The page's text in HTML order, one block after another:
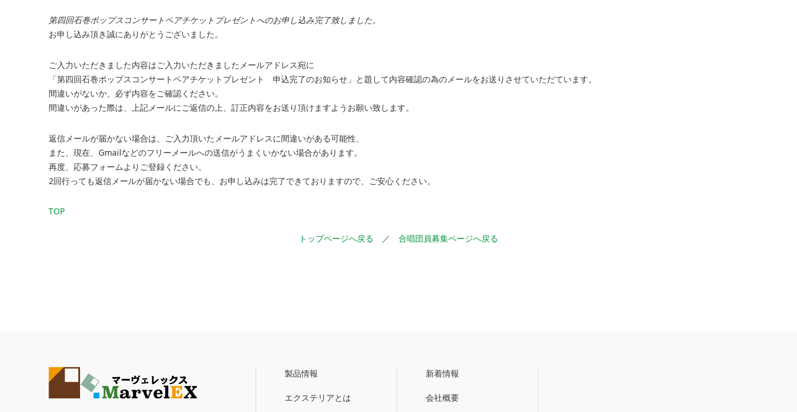
第四回石巻ポップスコンサートペアチケットプレゼントへのお申し込み完了致しました。
お申し込み頂き誠にありがとうございました。
ご入力いただきました内容はご入力いただきましたメールアドレス宛に
「第四回石巻ポップスコンサートペアチケットプレゼント 申込完了のお知らせ」と題して内容確認の為のメールをお送りさせていただています。
間違いがないか、必ず内容をご確認ください。
間違いがあった際は、上記メールにご返信の上、訂正内容をお送り頂けますようお願い致します。
返信メールが届かない場合は、ご入力頂いたメールアドレスに間違いがある可能性、
また、現在、Gmailなどのフリーメールへの送信がうまくいかない場合があります。
再度、応募フォームよりご登録ください。
2回行っても返信メールが届かない場合でも、お申し込みは完了できておりますので、ご安心ください。
TOP
トップページへ戻る ／ 合唱団員募集ページへ戻る
製品情報
エクステリアとは
新着情報
会社概要